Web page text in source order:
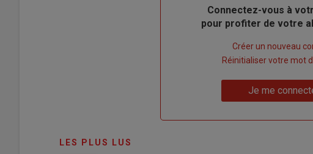
Body
Connectez-vous à
pour profiter de votre
compte"
Créer un nouveau
Réinitialiser votre mot
Je me
LES PLUS LUS